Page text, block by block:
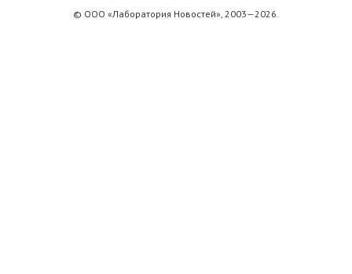
© ООО «Лаборатория Новоcтей», 2003—2026.